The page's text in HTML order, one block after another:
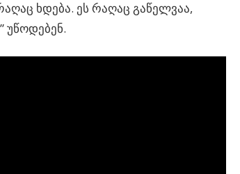
ხდება. ეს რაღაც გაწელვაა,
უწოდებენ.